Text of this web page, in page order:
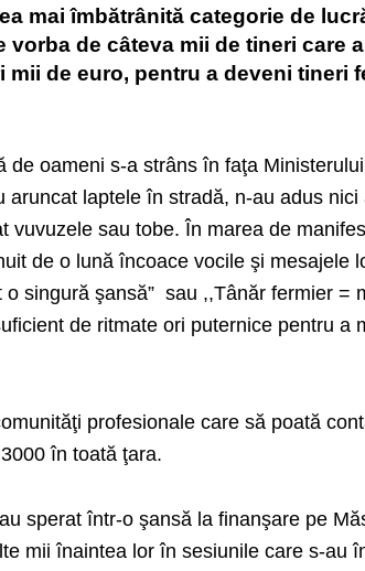
mai îmbătrânită categorie de
vorba de câteva mii de tineri care
mii de euro, pentru a deveni tineri
de oameni s-a strâns în faţa
aruncat laptele în stradă, n-au adus
vuvuzele sau tobe. În marea de
de o lună încoace vocile şi mesajele
o singură şansă” sau ,,Tânăr fermier =
de ritmate ori puternice pentru a
profesionale care să poată
în toată ţara.
sperat într-o şansă la finanşare pe
mii înaintea lor în sesiunile care s-au